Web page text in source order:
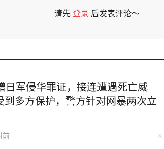
请先登录 后发表评论～
日军侵华罪证，接连遭遇死亡威
到多方保护，警方针对网暴两次立
前